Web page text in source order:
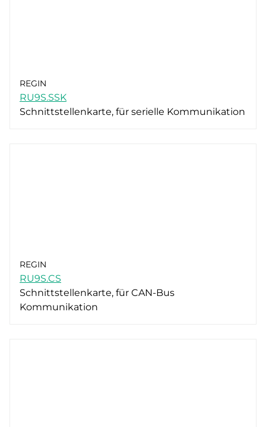
REGIN
RU9S.SSK
Schnittstellenkarte, für serielle Kommunikation
REGIN
RU9S.CS
Schnittstellenkarte, für CAN-Bus
Kommunikation